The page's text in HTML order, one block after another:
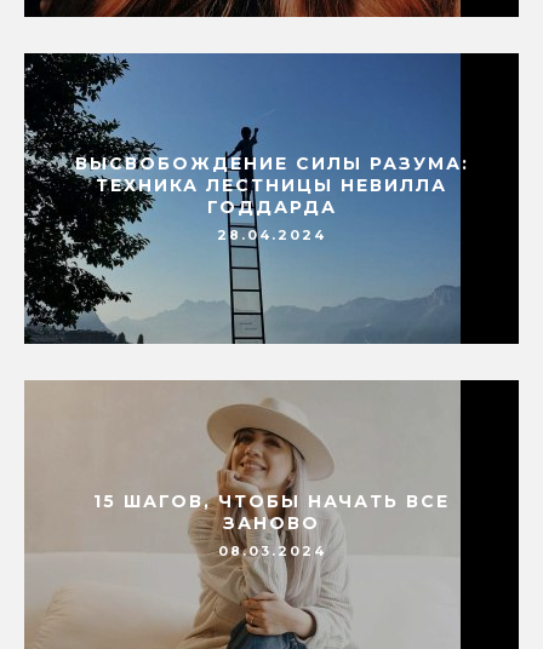
ВЫСВОБОЖДЕНИЕ СИЛЫ РАЗУМА:
ТЕХНИКА ЛЕСТНИЦЫ НЕВИЛЛА
ГОДДАРДА
28.04.2024
15 ШАГОВ, ЧТОБЫ НАЧАТЬ ВСЕ
ЗАНОВО
08.03.2024